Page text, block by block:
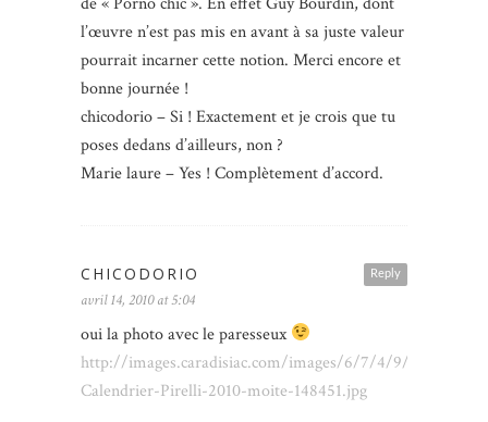
l’œuvre n’est pas mis en avant à sa juste valeur
pourrait incarner cette notion. Merci encore et
bonne journée !
chicodorio – Si ! Exactement et je crois que tu
poses dedans d’ailleurs, non ?
Marie laure – Yes ! Complètement d’accord.
Reply
CHICODORIO
avril 14, 2010 at 5:04
oui la photo avec le paresseux
http://images.caradisiac.com/images/6/7/4/9/36749/S0-
Calendrier-Pirelli-2010-moite-148451.jpg